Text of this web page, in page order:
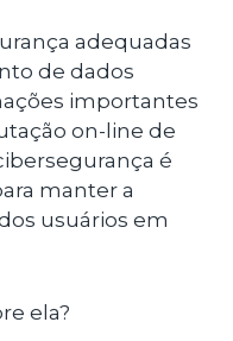
adequadas
de dados
importantes
on-line de
é
manter a
usuários em
ela?